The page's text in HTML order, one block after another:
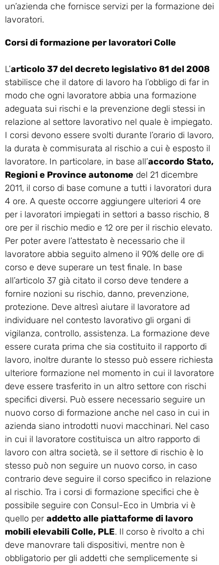
un’azienda che fornisce servizi per la formazione dei
lavoratori.
Corsi di formazione per lavoratori Colle
L’articolo 37 del decreto legislativo 81 del 2008
stabilisce che il datore di lavoro ha l’obbligo di far in
modo che ogni lavoratore abbia una formazione
adeguata sui rischi e la prevenzione degli stessi in
relazione al settore lavorativo nel quale è impiegato.
I corsi devono essere svolti durante l’orario di lavoro,
la durata è commisurata al rischio a cui è esposto il
lavoratore. In particolare, in base all’accordo Stato,
Regioni e Province autonome del 21 dicembre
2011, il corso di base comune a tutti i lavoratori dura
4 ore. A queste occorre aggiungere ulteriori 4 ore
per i lavoratori impiegati in settori a basso rischio, 8
ore per il rischio medio e 12 ore per il rischio elevato.
Per poter avere l’attestato è necessario che il
lavoratore abbia seguito almeno il 90% delle ore di
corso e deve superare un test finale. In base
all’articolo 37 già citato il corso deve tendere a
fornire nozioni su rischio, danno, prevenzione,
protezione. Deve altresì aiutare il lavoratore ad
individuare nel contesto lavorativo gli organi di
vigilanza, controllo, assistenza. La formazione deve
essere curata prima che sia costituito il rapporto di
lavoro, inoltre durante lo stesso può essere richiesta
ulteriore formazione nel momento in cui il lavoratore
deve essere trasferito in un altro settore con rischi
specifici diversi. Può essere necessario seguire un
nuovo corso di formazione anche nel caso in cui in
azienda siano introdotti nuovi macchinari. Nel caso
in cui il lavoratore costituisca un altro rapporto di
lavoro con altra società, se il settore di rischio è lo
stesso può non seguire un nuovo corso, in caso
contrario deve seguire il corso specifico in relazione
al rischio. Tra i corsi di formazione specifici che è
possibile seguire con Consul-Eco in Umbria vi è
quello per addetto alle piattaforme di lavoro
mobili elevabili Colle, PLE. Il corso è rivolto a chi
deve manovrare tali dispositivi, mentre non è
obbligatorio per gli addetti che semplicemente si